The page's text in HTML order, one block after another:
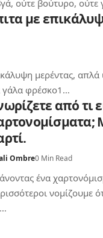
ούτε βούτυρο, ούτε
με
μερέντας,
φρέσκο1…
από τι
Ombre0 Min Read
ένα
νομίζουμε